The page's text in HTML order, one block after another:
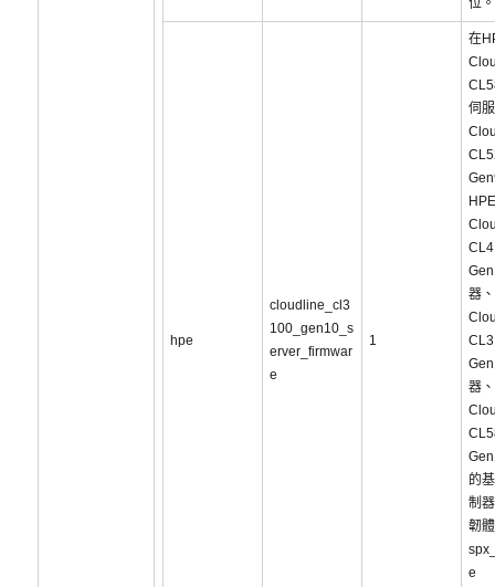
位。
hpe
cloudline_cl3
100_gen10_s
erver_firmwar
e
1
在
伺
HPE
器
器
的
制
韌
e